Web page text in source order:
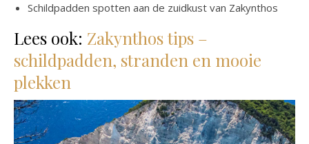
Schildpadden spotten aan de zuidkust van Zakynthos
Lees ook: Zakynthos tips –
schildpadden, stranden en mooie
plekken